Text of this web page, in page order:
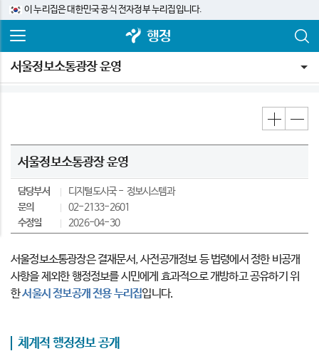
이 누리집은 대한민국 공식 전자정부 누리집입니다.
행정
서울정보소통광장 운영
서울정보소통광장 운영
담당부서 디지털도시국
정보시스템과
문의
02-2133-2601
수정일
2026-04-30
서울정보소통광장은 결재문서, 사전공개정보 등 법령에서 정한 비공개
사항을 제외한 행정정보를 시민에게 효과적으로 개방하고 공유하기 위
한서울시 정보공개 전용 누리집입니다.
체계적 행정정보 공개